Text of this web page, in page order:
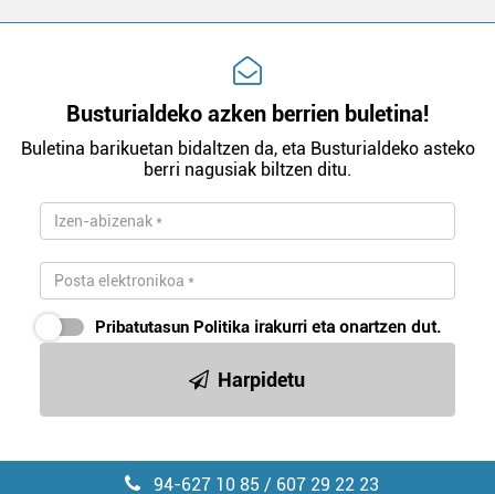
Busturialdeko azken berrien buletina!
Buletina barikuetan bidaltzen da, eta Busturialdeko asteko
berri nagusiak biltzen ditu.
Pribatutasun Politika irakurri eta onartzen dut.
Harpidetu
94-627 10 85 / 607 29 22 23